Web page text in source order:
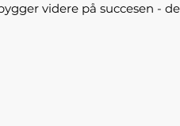
videre på succesen -